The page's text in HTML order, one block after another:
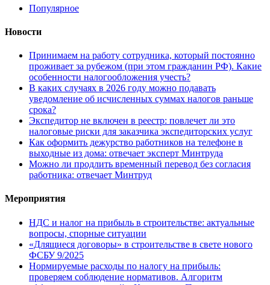
Популярное
Новости
Принимаем на работу сотрудника, который постоянно
проживает за рубежом (при этом гражданин РФ). Какие
особенности налогообложения учесть?
В каких случаях в 2026 году можно подавать
уведомление об исчисленных суммах налогов раньше
срока?
Экспедитор не включен в реестр: повлечет ли это
налоговые риски для заказчика экспедиторских услуг
Как оформить дежурство работников на телефоне в
выходные из дома: отвечает эксперт Минтруда
Можно ли продлить временный перевод без согласия
работника: отвечает Минтруд
Мероприятия
НДС и налог на прибыль в строительстве: актуальные
вопросы, спорные ситуации
«Длящиеся договоры» в строительстве в свете нового
ФСБУ 9/2025
Нормируемые расходы по налогу на прибыль:
проверяем соблюдение нормативов. Алгоритм